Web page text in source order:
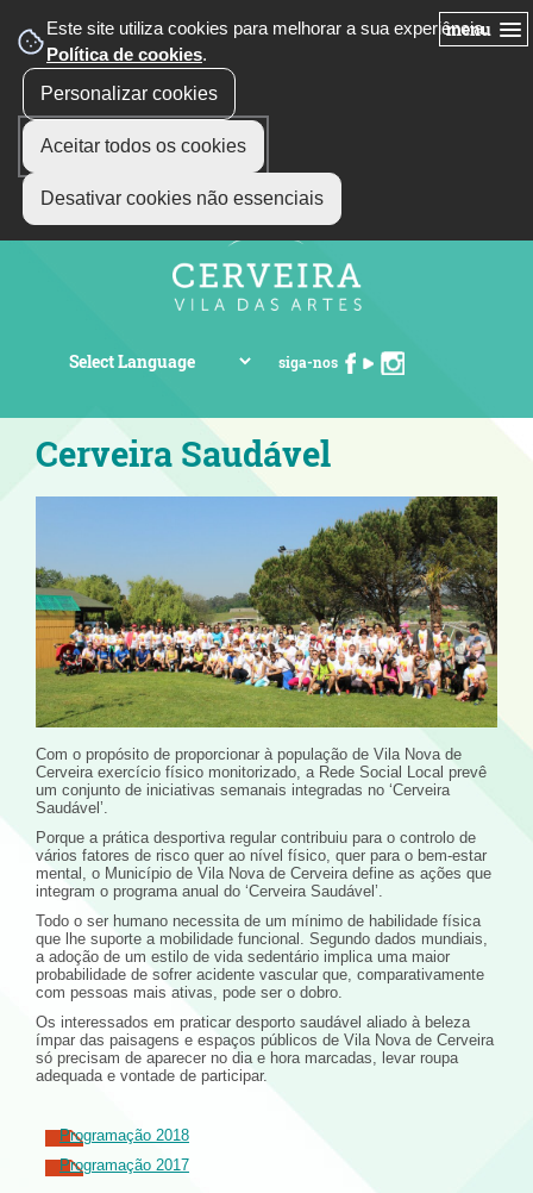
Este site utiliza cookies para melhorar a sua experiência.
Política de cookies.
Personalizar cookies
Aceitar todos os cookies
Desativar cookies não essenciais
menu
siga-nos
Cerveira Saudável
Com o propósito de proporcionar à população de Vila Nova de
Cerveira exercício físico monitorizado, a Rede Social Local prevê
um conjunto de iniciativas semanais integradas no ‘Cerveira
Saudável’.
Porque a prática desportiva regular contribuiu para o controlo de
vários fatores de risco quer ao nível físico, quer para o bem-estar
mental, o Município de Vila Nova de Cerveira define as ações que
integram o programa anual do ‘Cerveira Saudável’.
Todo o ser humano necessita de um mínimo de habilidade física
que lhe suporte a mobilidade funcional. Segundo dados mundiais,
a adoção de um estilo de vida sedentário implica uma maior
probabilidade de sofrer acidente vascular que, comparativamente
com pessoas mais ativas, pode ser o dobro.
Os interessados em praticar desporto saudável aliado à beleza
ímpar das paisagens e espaços públicos de Vila Nova de Cerveira
só precisam de aparecer no dia e hora marcadas, levar roupa
adequada e vontade de participar.
Programação 2018
Programação 2017